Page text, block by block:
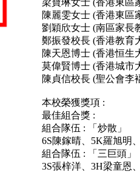
梁寶琳女士 (香港東區
陳麗雯女士 (香港東區
劉穎欣女士 (南區家長
鄭振發校長 (香港教育
陳天恩博士 (香港恒生
莫偉賢博士 (香港城市
陳貞信校長 (聖公會李
本校榮獲獎項 :
最佳組合獎 :
組合隊伍 : 「炒散」
6S陳鎵晴、5K羅旭明
組合隊伍 : 「三巨頭」
3S張梓洋、3H梁童恩